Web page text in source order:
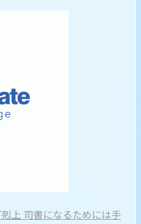
上 司書になるためには手